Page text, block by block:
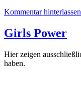
Kommentar hinterlassen
Girls Power
Hier zeigen
haben.